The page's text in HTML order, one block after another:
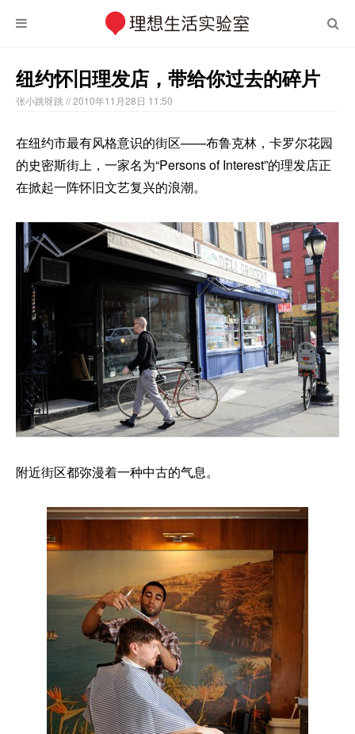
纽约怀旧理发店，带给你过去的碎片
张小跳呀跳 // 2010年11月28日 11:50
在纽约市最有风格意识的街区——布鲁克林，卡罗尔花园
的史密斯街上，一家名为“Persons of Interest”的理发店正
在掀起一阵怀旧文艺复兴的浪潮。
附近街区都弥漫着一种中古的气息。